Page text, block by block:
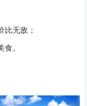
无敌；
。